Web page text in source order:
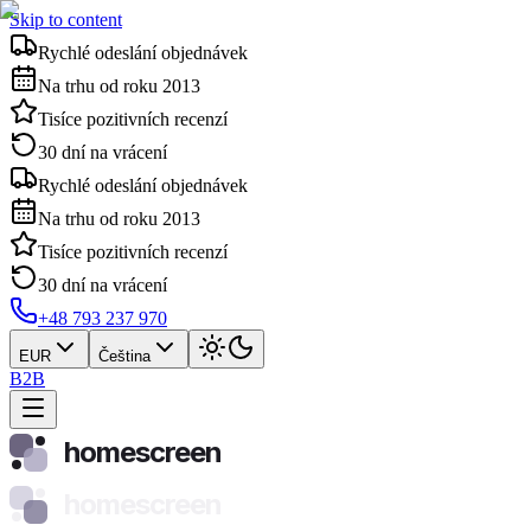
Skip to content
Rychlé odeslání objednávek
Na trhu od roku 2013
Tisíce pozitivních recenzí
30 dní na vrácení
Rychlé odeslání objednávek
Na trhu od roku 2013
Tisíce pozitivních recenzí
30 dní na vrácení
+48 793 237 970
EUR Čeština
B2B
homescreen